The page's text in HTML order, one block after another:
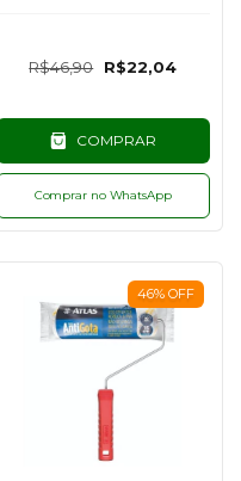
R$46,90 R$22,04
COMPRAR
Comprar no WhatsApp
46% OFF